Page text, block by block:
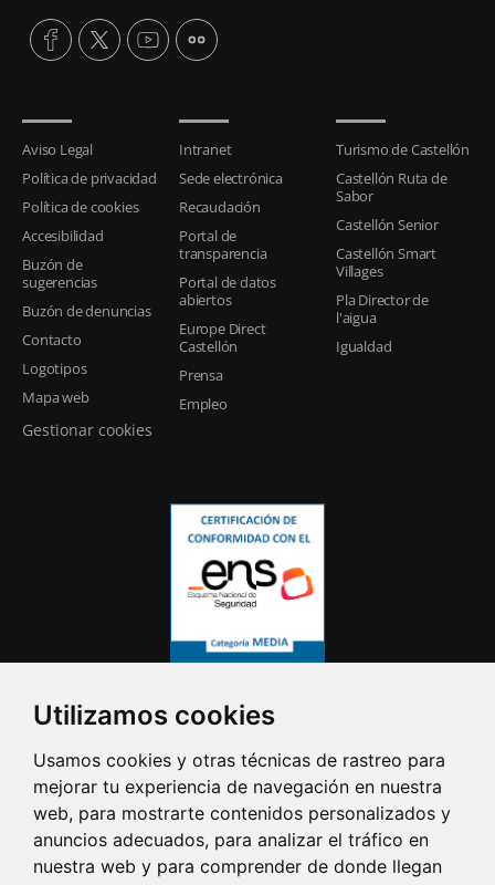
Utilizamos cookies
Usamos cookies y otras técnicas de rastreo para
mejorar tu experiencia de navegación en nuestra
web, para mostrarte contenidos personalizados y
anuncios adecuados, para analizar el tráfico en
nuestra web y para comprender de donde llegan
Aviso Legal
Política de privacidad
Política de cookies
Accesibilidad
Buzón de
sugerencias
Buzón de denuncias
Contacto
Logotipos
Mapa web
Gestionar cookies
Intranet
Sede electrónica
Recaudación
Portal de
transparencia
Portal de datos
abiertos
Europe Direct
Castellón
Prensa
Empleo
Turismo de Castellón
Castellón Ruta de
Sabor
Castellón Senior
Castellón Smart
Villages
Pla Director de
l'aigua
Igualdad